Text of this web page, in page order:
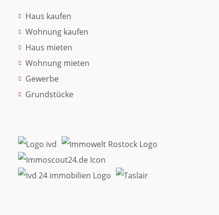
Haus kaufen
Wohnung kaufen
Haus mieten
Wohnung mieten
Gewerbe
Grundstücke